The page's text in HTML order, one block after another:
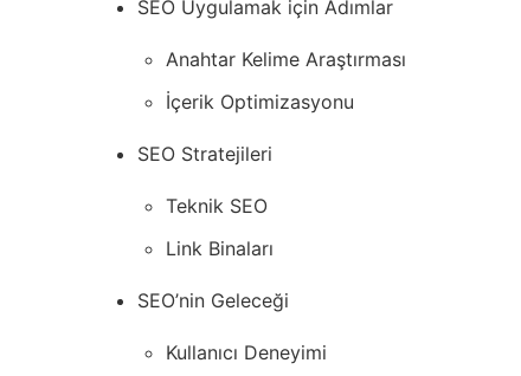
SEO Uygulamak için Adımlar
Anahtar Kelime Araştırması
İçerik Optimizasyonu
SEO Stratejileri
Teknik SEO
Link Binaları
SEO’nin Geleceği
Kullanıcı Deneyimi